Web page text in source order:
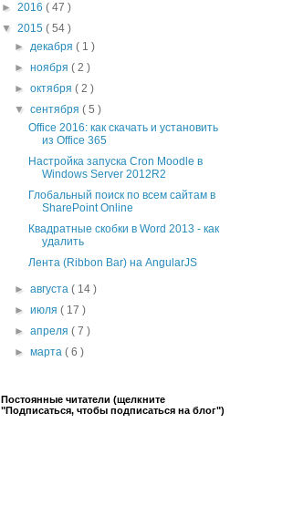
► 2016 ( 47 )
▼ 2015 ( 54 )
►декабря( 1 )
►ноября( 2 )
►октября( 2 )
▼сентября( 5 )
Office 2016: как скачать и установить
из Office 365
Настройка запуска Cron Moodle в
Windows Server 2012R2
Глобальный поиск по всем сайтам в
SharePoint Online
Квадратные скобки в Word 2013 - как
удалить
Лента (Ribbon Bar) на AngularJS
►августа( 14 )
►июля( 17 )
►апреля( 7 )
►марта( 6 )
Постоянные читатели (щелкните
"Подписаться, чтобы подписаться на блог")